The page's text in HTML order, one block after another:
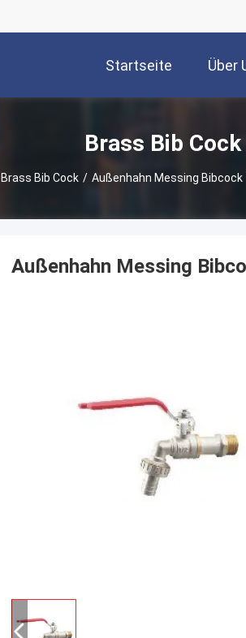
Startseite Über
Brass Bib
Brass Bib Cock / Außenhahn Messing
Außenhahn Messing